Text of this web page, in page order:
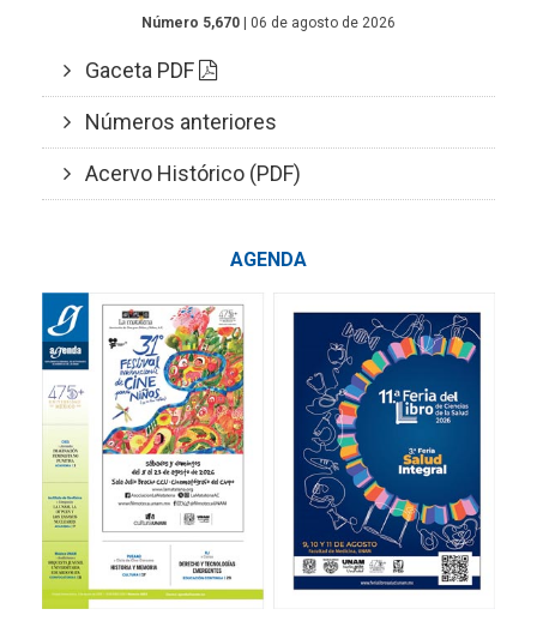
Número 5,670 | 06 de agosto de 2026
Gaceta PDF
Números anteriores
Acervo Histórico (PDF)
AGENDA